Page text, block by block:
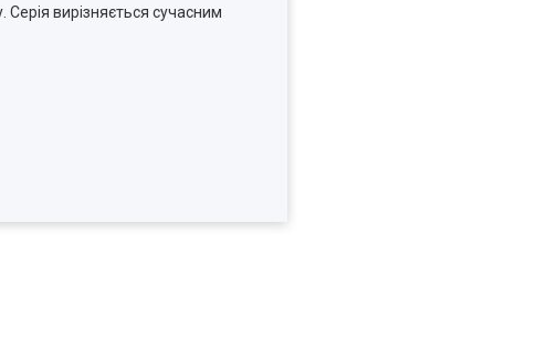
вирізняється сучасним